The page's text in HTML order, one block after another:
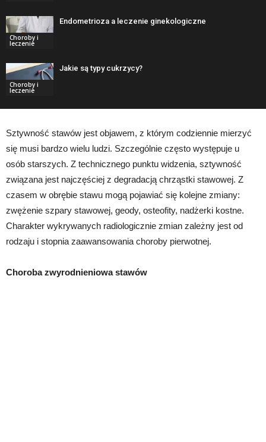
Choroby i
leczenie
Endometrioza a leczenie ginekologiczne
Choroby i
leczenie
Jakie są typy cukrzycy?
Sztywność stawów jest objawem, z którym codziennie mierzyć
się musi bardzo wielu ludzi. Szczególnie często występuje u
osób starszych. Z technicznego punktu widzenia, sztywność
związana jest najczęściej z degradacją chrząstki stawowej. Z
czasem w obrębie stawu mogą pojawiać się kolejne zmiany:
zwężenie szpary stawowej, geody, osteofity, nadżerki kostne.
Charakter wykrywanych radiologicznie zmian zależny jest od
rodzaju i stopnia zaawansowania choroby pierwotnej.
Choroba zwyrodnieniowa stawów